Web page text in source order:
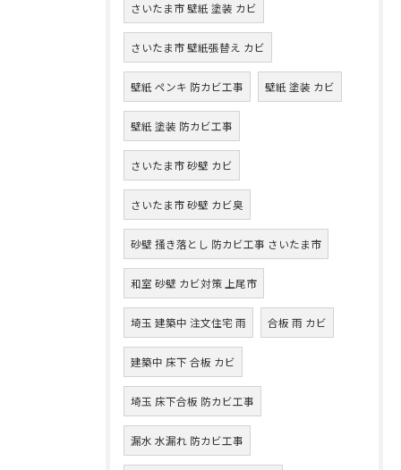
さいたま市 壁紙 塗装 カビ
さいたま市 壁紙張替え カビ
壁紙 ペンキ 防カビ工事 壁紙 塗装 カビ
壁紙 塗装 防カビ工事
さいたま市 砂壁 カビ
さいたま市 砂壁 カビ臭
砂壁 掻き落とし 防カビ工事 さいたま市
和室 砂壁 カビ対策 上尾市
埼玉 建築中 注文住宅 雨 合板 雨 カビ
建築中 床下 合板 カビ
埼玉 床下合板 防カビ工事
漏水 水漏れ 防カビ工事